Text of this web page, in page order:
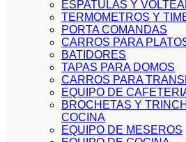
ESPATULAS Y
TERMOMETROS Y
PORTA COMANDAS
CARROS PARA
BATIDORES
TAPAS PARA DOMOS
CARROS PARA
EQUIPO DE
BROCHETAS Y
COCINA
EQUIPO DE MESEROS